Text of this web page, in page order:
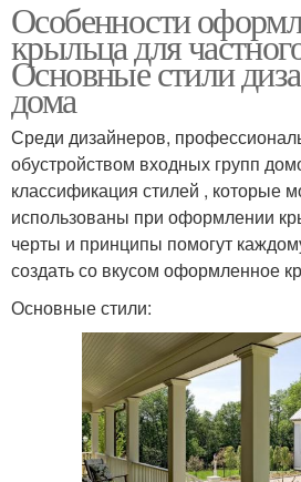
Особенности
крыльца для
Основные стили
дома
Среди дизайнеров,
обустройством входных групп
классификация стилей , которые
использованы при оформлении
черты и принципы помогут
создать со вкусом оформленное
Основные стили: